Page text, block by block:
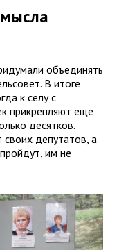
объединять
В итоге
к селу с
прикрепляют еще
десятков.
депутатов, а
им не